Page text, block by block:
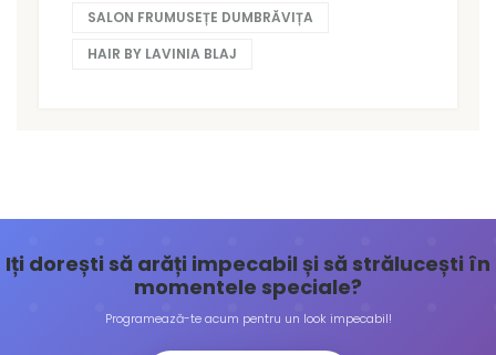
SALON FRUMUSEȚE DUMBRĂVIȚA
HAIR BY LAVINIA BLAJ
Iți dorești să arăți impecabil și să strălucești în
momentele speciale?
Programează-te acum pentru un look impecabil!